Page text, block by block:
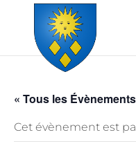
Skip to content
« Tous les Évènements
Cet évènement est